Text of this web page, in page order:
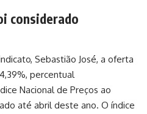
considerado
Sebastião José, a oferta
percentual
Nacional de Preços ao
até abril deste ano. O índice